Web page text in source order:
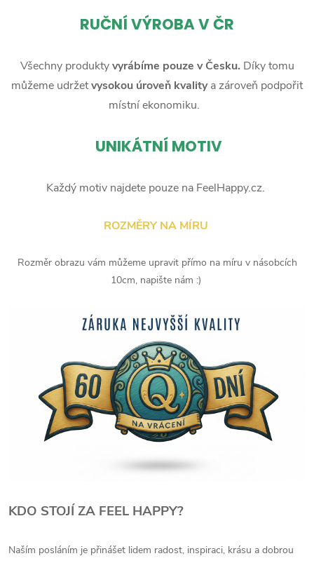
RUČNÍ VÝROBA V ČR
Všechny produktyvyrábíme pouze v Česku. Díky tomu
můžeme udržetvysokou úroveň kvalitya zároveň podpořit
místní ekonomiku.
UNIKÁTNÍ MOTIV
Každý motiv najdete pouze na FeelHappy.cz.
ROZMĚRY NA MÍRU
Rozměr obrazu vám můžeme upravit přímo na míru v násobcích
10cm, napište nám :)
KDO STOJÍ ZA FEEL HAPPY?
Naším posláním je přinášet lidem radost, inspiraci, krásu a dobrou